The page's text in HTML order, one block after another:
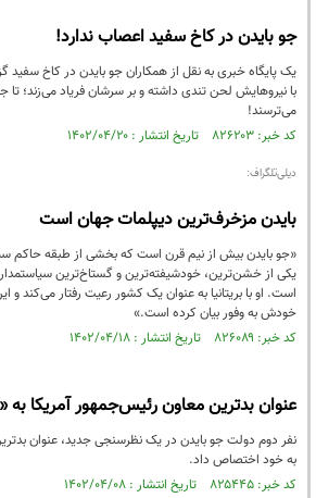
جو بایدن در کاخ سفید اعصاب ندارد!
یک پایگاه خبری به نقل از همکاران جو بایدن در کاخ
با نیروهایش لحن تندی داشته و بر سرشان فریاد می‌زند؛ تا
می‌ترسند!
کد خبر: ۸۲۶۲۰۳ تاریخ انتشار : ۱۴۰۲/۰۴/۲۰
دیلی‌تلگراف:
بایدن مزخرف‌ترین دیپلمات جهان است
«جو بایدن بیش از نیم قرن است که بخشی از طبقه حاکم
یکی از خشن‌ترین، خودشیفته‌ترین و گستاخ‌ترین
است. او با بریتانیا به عنوان یک کشور رعیت رفتار می‌کند و
خودش به وفور بیان کرده است.»
کد خبر: ۸۲۶۰۸۹ تاریخ انتشار : ۱۴۰۲/۰۴/۱۸
عنوان بدترین معاون رئیس‌جمهور آمریکا به
نفر دوم دولت جو بایدن در یک نظرسنجی جدید، عنوان
به خود اختصاص داد.
کد خبر: ۸۲۵۴۴۵ تاریخ انتشار : ۱۴۰۲/۰۴/۰۸